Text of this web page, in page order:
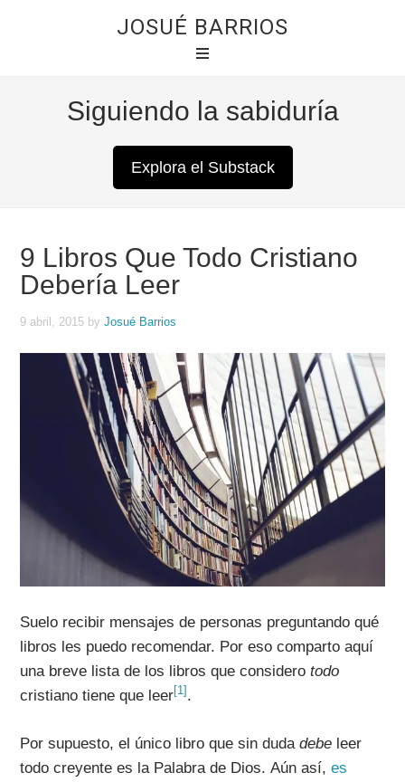
JOSUÉ BARRIOS
Siguiendo la sabiduría
Explora el Substack
9 Libros Que Todo Cristiano
Debería Leer
9 abril, 2015 byJosué Barrios
Suelo recibir mensajes de personas preguntando qué
libros les puedo recomendar. Por eso comparto aquí
una breve lista de los libros que considerotodo
cristiano tiene que leer[1] .
Por supuesto, el único libro que sin dudadebe leer
todo creyente es la Palabra de Dios. Aún así,es